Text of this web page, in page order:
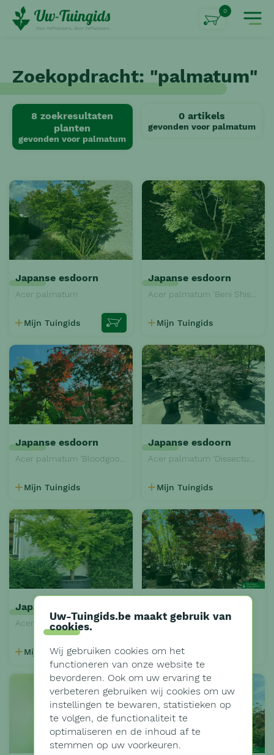
0
Zoekopdracht: "palmatum"
8 zoekresultaten
planten
gevonden voor palmatum
0artikels
gevonden voor palmatum
Japanse esdoorn
Acer palmatum
Mijn Tuingids
Japanse esdoorn
Mijn Tuingids
Japanse esdoorn
Mijn Tuingids
Japanse esdoorn
Mijn Tuingids
Japanse esdoorn
Acer palmatum 'Dissectum Viridis'
Mijn Tuingids
Acer palmatum 'Fireglow'
Mijn Tuingids
Uw-Tuingids.be maakt gebruik van
cookies.
Wij gebruiken cookies om het
functioneren van onze website te
bevorderen. Ook om uw ervaring te
verbeteren gebruiken wij cookies om uw
instellingen te bewaren, statistieken op
te volgen, de functionaliteit te
optimaliseren en de inhoud af te
stemmen op uw voorkeuren.